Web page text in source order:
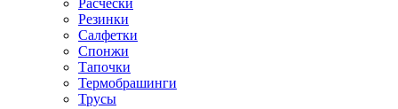
Расчески
Резинки
Салфетки
Спонжи
Тапочки
Термобрашинги
Трусы